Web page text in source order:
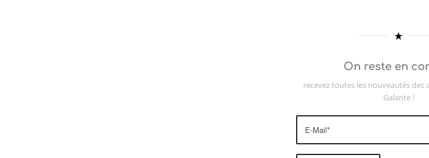
On reste en
recevez toutes les nouveautés des
Galante !